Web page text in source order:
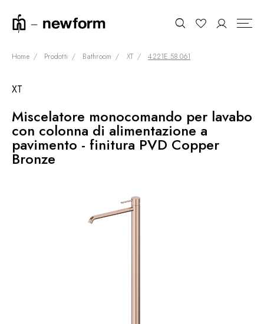
COLLEZIONI
SHOWROOM
CONTRACT DIVISION
REFERENZE
SOSTENIBILITÀ
Home Prodotti Bathroom XT 4221E.58.061
XT
Miscelatore monocomando per lavabo
con colonna di alimentazione a
pavimento - finitura PVD Copper
Bronze